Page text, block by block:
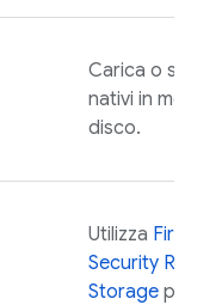
Carica o
nativi in
disco.
Utilizza
Security Rules
Storage per